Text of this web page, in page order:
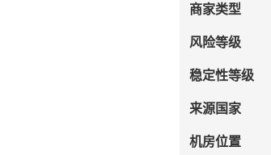
商家类型
风险等级
稳定性等级
来源国家
机房位置